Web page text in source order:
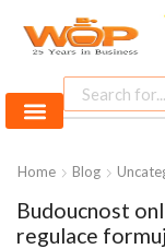
Home Blog
Budoucnost
regulace